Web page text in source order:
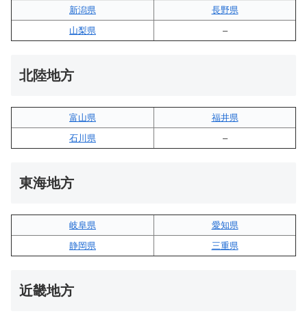
新潟県
長野県
山梨県
–
北陸地方
富山県
福井県
石川県
–
東海地方
岐阜県
愛知県
静岡県
三重県
近畿地方